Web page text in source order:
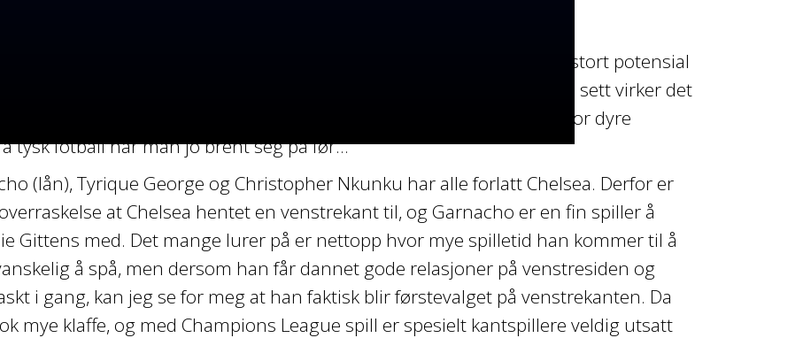
ser på Garnacho som en god markedsmulighet. En spiller med stort potensial
inn i Chelsea sin «approach». Han er «Premier Leagueproven». Sånn sett virker det
i mine øyne å hente argentineren over Xavi Simons. Å hente spillere for dyre
tysk fotball har man jo brent seg på før…
(lån), Tyrique George og Christopher Nkunku har alle forlatt Chelsea. Derfor er
at Chelsea hentet en venstrekant til, og Garnacho er en fin spiller å
Gittens med. Det mange lurer på er nettopp hvor mye spilletid han kommer til å
å spå, men dersom han får dannet gode relasjoner på venstresiden og
i gang, kan jeg se for meg at han faktisk blir førstevalget på venstrekanten. Da
mye klaffe, og med Champions League spill er spesielt kantspillere veldig utsatt